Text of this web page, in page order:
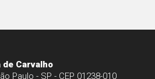
de Carvalho
Paulo - SP - CEP 01238-010